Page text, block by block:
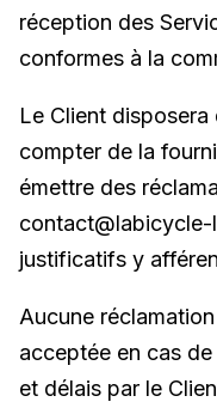
réception des
conformes à la
Le Client
compter de la
émettre des
justificatifs y
Aucune
acceptée en cas
et délais par le